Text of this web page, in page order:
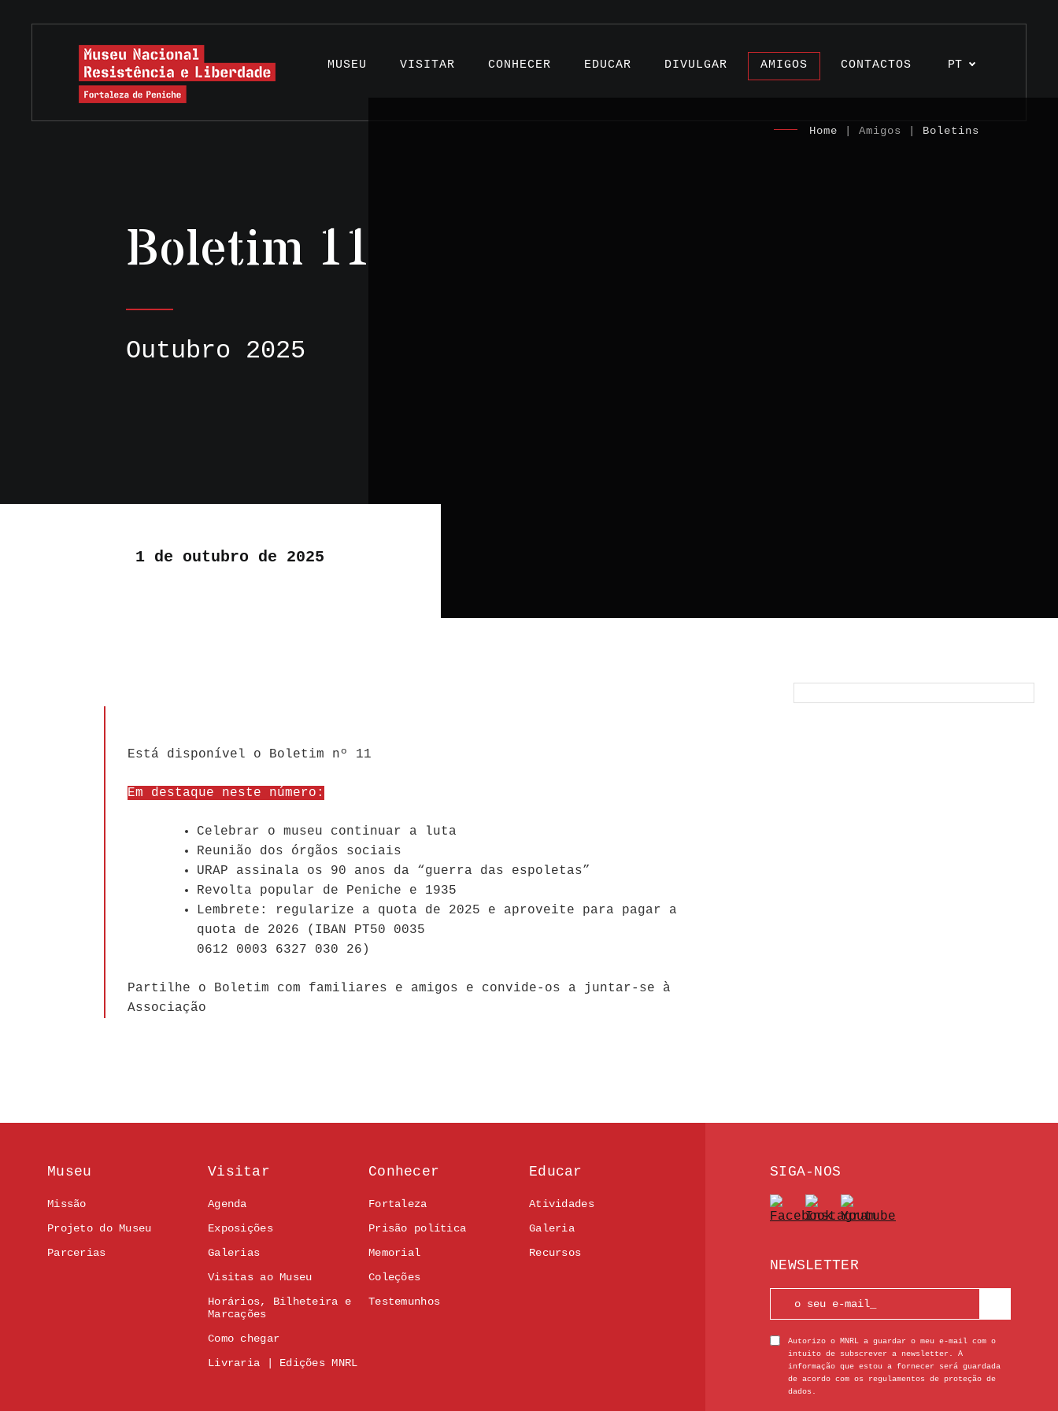
PT
MUSEU VISITAR CONHECER EDUCAR DIVULGAR AMIGOS CONTACTOS
Boletim 11
Outubro 2025
1 de outubro de 2025
Home | Amigos | Boletins
Está disponível o Boletim nº 11
Em destaque neste número:
Celebrar o museu continuar a luta
Reunião dos órgãos sociais
URAP assinala os 90 anos da “guerra das espoletas”
Revolta popular de Peniche e 1935
Lembrete: regularize a quota de 2025 e aproveite para pagar a
quota de 2026 (IBAN PT50 0035
0612 0003 6327 030 26)
Partilhe o Boletim com familiares e amigos e convide-os a juntar-se à
Associação
Museu
Missão
Projeto do Museu
Parcerias
Visitar
Agenda
Exposições
Galerias
Visitas ao Museu
Horários, Bilheteira e
Marcações
Como chegar
Livraria | Edições MNRL
Conhecer
Fortaleza
Prisão política
Memorial
Coleções
Testemunhos
Educar
Atividades
Galeria
Recursos
SIGA-NOS
NEWSLETTER
Autorizo o MNRL a guardar o meu e-mail com o
intuito de subscrever a newsletter. A
informação que estou a fornecer será guardada
de acordo com os regulamentos de proteção de
dados.